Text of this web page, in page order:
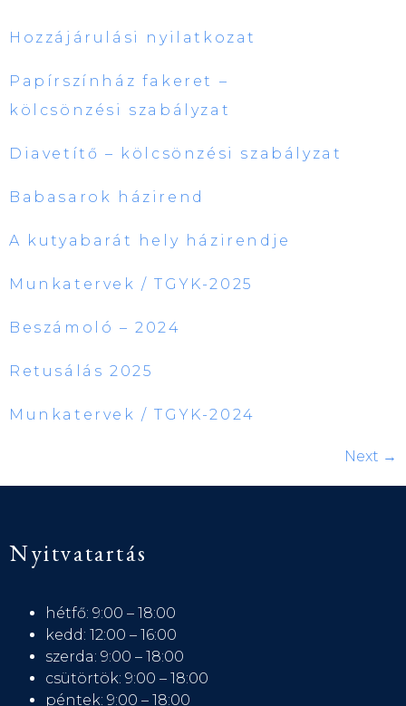
Hozzájárulási nyilatkozat
Papírszínház fakeret –
kölcsönzési szabályzat
Diavetítő – kölcsönzési szabályzat
Babasarok házirend
A kutyabarát hely házirendje
Munkatervek / TGYK-2025
Beszámoló – 2024
Retusálás 2025
Munkatervek / TGYK-2024
Next →
Nyitvatartás
hétfő: 9:00 – 18:00
kedd: 12:00 – 16:00
szerda: 9:00 – 18:00
csütörtök: 9:00 – 18:00
péntek: 9:00 – 18:00